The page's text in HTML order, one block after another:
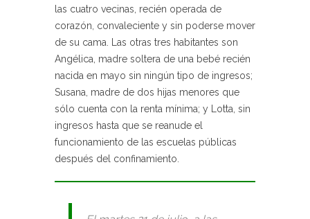
las cuatro vecinas, recién operada de
corazón, convaleciente y sin poderse mover
de su cama. Las otras tres habitantes son
Angélica, madre soltera de una bebé recién
nacida en mayo sin ningún tipo de ingresos;
Susana, madre de dos hijas menores que
sólo cuenta con la renta mínima; y Lotta, sin
ingresos hasta que se reanude el
funcionamiento de las escuelas públicas
después del confinamiento.